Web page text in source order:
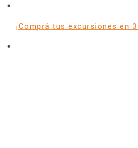
¡Comprá tus excursiones en